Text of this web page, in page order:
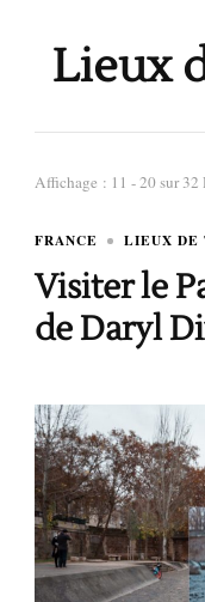
Lieux
Affichage : 11 - 20 sur 32
FRANCE LIEUX DE
Visiter le
de Daryl